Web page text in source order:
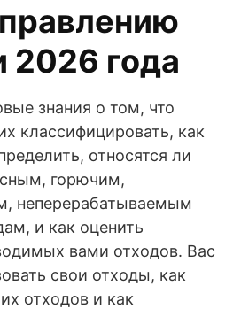
2026 года
знания о том, что
классифицировать, как
относятся ли
горючим,
неперерабатываемым
и как оценить
вами отходов. Вас
свои отходы, как
отходов и как